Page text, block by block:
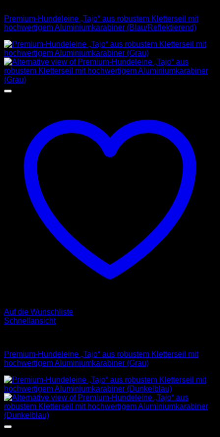
Premium-Hundeleine „Tajo“ aus robustem Kletterseil mit
hochwertigem Aluminiumkarabiner (Blau/Reflektierend)
Auf die Wunschliste
Schnellansicht
Premium-Hundeleine „Tajo“ aus robustem Kletterseil mit
hochwertigem Aluminiumkarabiner (Grau)